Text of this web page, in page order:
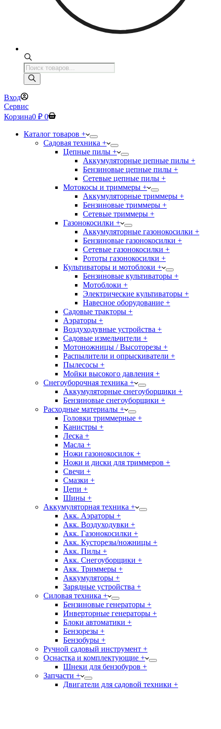
Поиск
товаров
Вход
Сервис
Корзина0 ₽ 0
Каталог товаров +
Садовая техника +
Цепные пилы +
Аккумуляторные цепные пилы +
Бензиновые цепные пилы +
Сетевые цепные пилы +
Мотокосы и триммеры +
Аккумуляторные триммеры +
Бензиновые триммеры +
Сетевые триммеры +
Газонокосилки +
Аккумуляторные газонокосилки +
Бензиновые газонокосилки +
Сетевые газонокосилки +
Рототы газонокосилки +
Культиваторы и мотоблоки +
Бензиновые культиваторы +
Мотоблоки +
Электрические культиваторы +
Навесное оборудование +
Садовые тракторы +
Аэраторы +
Воздуходувные устройства +
Садовые измельчители +
Мотоножницы / Высоторезы +
Распылители и опрыскиватели +
Пылесосы +
Мойки высокого давления +
Снегоуборочная техника +
Аккумуляторные снегоуборщики +
Бензиновые снегоуборщики +
Расходные материалы +
Головки триммерные +
Канистры +
Леска +
Масла +
Ножи газонокосилок +
Ножи и диски для триммеров +
Свечи +
Смазки +
Цепи +
Шины +
Аккумуляторная техника +
Акк. Аэраторы +
Акк. Воздуходувки +
Акк. Газонокосилки +
Акк. Кусторезы/ножницы +
Акк. Пилы +
Акк. Снегоуборщики +
Акк. Триммеры +
Аккумуляторы +
Зарядные устройства +
Силовая техника +
Бензиновые генераторы +
Инверторные генераторы +
Блоки автоматики +
Бензорезы +
Бензобуры +
Ручной садовый инструмент +
Оснастка и комплектующие +
Шнеки для бензобуров +
Запчасти +
Двигатели для садовой техники +